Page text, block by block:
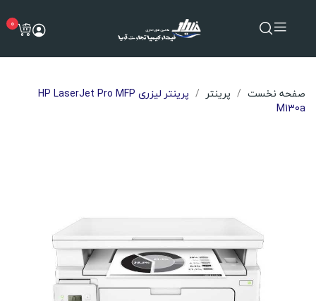
0
صفحه نخست پرینتر
پرینتر لیزری HP LaserJet Pro MFP
M130a